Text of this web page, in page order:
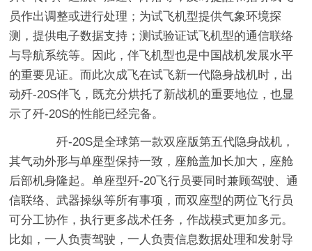
员作出调整或进行处理；为试飞机型提供气象环境探
测，提供电子数据支持；测试验证试飞机型的通信联络
与导航系统等。因此，伴飞机型也是中国战机发展水平
的重要见证。而此次成飞在试飞新一代隐身战机时，出
动歼-20S伴飞，既充分烘托了新战机的重要地位，也显
示了歼-20S的性能已经完备。
歼-20S是全球第一款双座版第五代隐身战机，
其气动外形与单座型保持一致，座舱盖加长加大，座舱
后部机身隆起。单座型歼-20飞行员要同时兼顾驾驶、通
信联络、武器操纵等所有事项，而双座型的两位飞行员
可分工协作，执行更多战术任务，作战模式更加多元。
比如，一人负责驾驶，一人负责信息数据处理和发射导